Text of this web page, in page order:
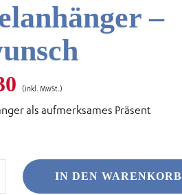
–
Aktueller
Preis
€ 2,30.
(inkl. MwSt.)
als aufmerksames Präsent
IN DEN WARENKORB